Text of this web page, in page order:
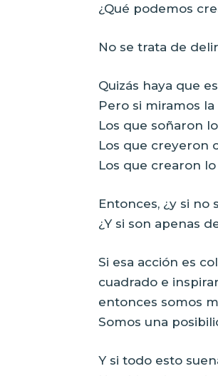
¿Qué podemos
No se trata de
Quizás haya que
Pero si miramos
Los que soñaron
Los que creyeron
Los que crearon
Entonces, ¿y si
¿Y si son apenas
Si esa acción es
cuadrado e
entonces somos
Somos una
Y si todo esto